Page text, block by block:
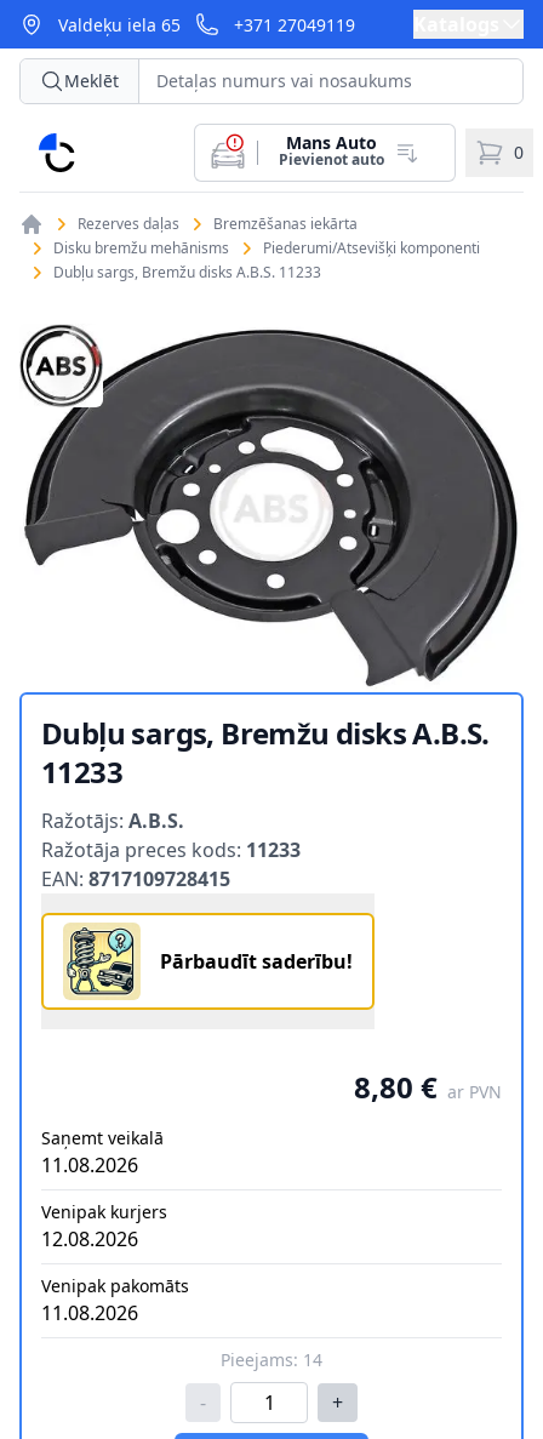
Valdeķu iela 65 +371 27049119
CarParts
Meklēt
Mans Auto
Pievienot auto 0
Rezerves daļas
Bremzēšanas iekārta
Disku bremžu mehānisms
Piederumi/Atsevišķi komponenti
Dubļu sargs, Bremžu disks A.B.S. 11233
Dubļu sargs, Bremžu disks A.B.S.
11233
Ražotājs: A.B.S.
Ražotāja preces kods: 11233
EAN: 8717109728415
Pārbaudīt saderību!
8,80 € ar PVN
Saņemt veikalā
11.08.2026
Venipak kurjers
12.08.2026
Venipak pakomāts
11.08.2026
Pieejams: 14
- +